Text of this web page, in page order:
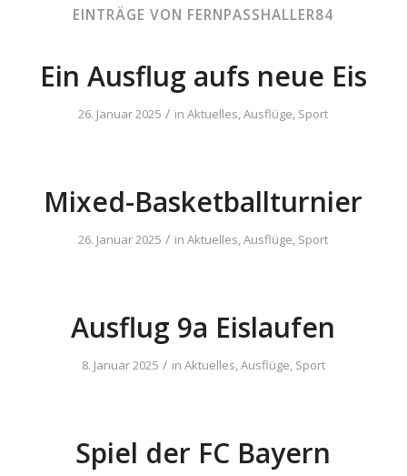
EINTRÄGE VON FERNPASSHALLER84
Ein Ausflug aufs neue Eis
26. Januar 2025 / inAktuelles,Ausflüge, Sport
Mixed-Basketballturnier
26. Januar 2025 / inAktuelles,Ausflüge, Sport
Ausflug 9a Eislaufen
8. Januar 2025 / in Aktuelles,Ausflüge, Sport
Spiel der FC Bayern